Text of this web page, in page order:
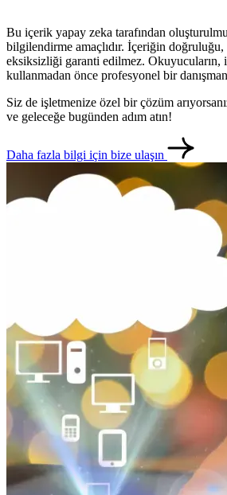
Bu içerik yapay zeka tarafından
bilgilendirme amaçlıdır. İçeriğin
eksiksizliği garanti edilmez. Okuyucuların,
kullanmadan önce profesyonel bir
Siz de işletmenize özel bir çözüm
ve geleceğe bugünden adım atın!
Daha fazla bilgi için bize ulaşın